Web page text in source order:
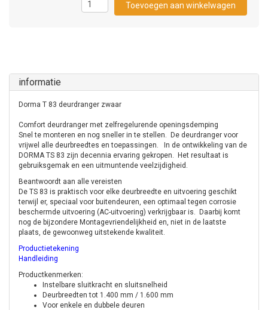
Toevoegen aan winkelwagen
informatie
Dorma T 83 deurdranger zwaar
Comfort deurdranger met zelfregelurende openingsdemping
Snel te monteren en nog sneller in te stellen. De deurdranger voor
vrijwel alle deurbreedtes en toepassingen. In de ontwikkeling van de
DORMA TS 83 zijn decennia ervaring gekropen. Het resultaat is
gebruiksgemak en een uitmuntende veelzijdigheid.
Beantwoordt aan alle vereisten
De TS 83 is praktisch voor elke deurbreedte en uitvoering geschikt
terwijl er, speciaal voor buitendeuren, een optimaal tegen corrosie
beschermde uitvoering (AC-uitvoering) verkrijgbaar is. Daarbij komt
nog de bijzondere Montagevriendelijkheid en, niet in de laatste
plaats, de gewoonweg uitstekende kwaliteit.
Productietekening
Handleiding
Productkenmerken:
Instelbare sluitkracht en sluitsnelheid
Deurbreedten tot 1.400 mm / 1.600 mm
Voor enkele en dubbele deuren